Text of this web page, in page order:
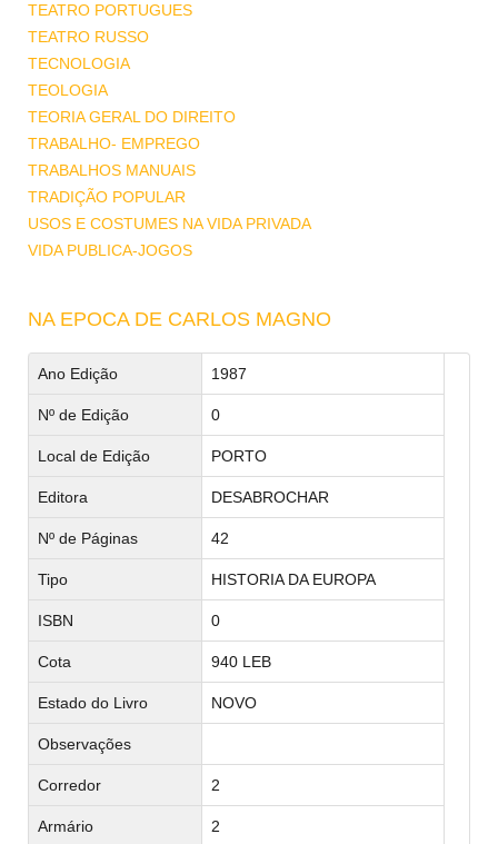
TEATRO PORTUGUES
TEATRO RUSSO
TECNOLOGIA
TEOLOGIA
TEORIA GERAL DO DIREITO
TRABALHO- EMPREGO
TRABALHOS MANUAIS
TRADIÇÃO POPULAR
USOS E COSTUMES NA VIDA PRIVADA
VIDA PUBLICA-JOGOS
NA EPOCA DE CARLOS MAGNO
Ano Edição 1987
Nº de Edição 0
Local de Edição PORTO
Editora DESABROCHAR
Nº de Páginas 42
Tipo HISTORIA DA EUROPA
ISBN 0
Cota 940 LEB
Estado do Livro NOVO
Observações
Corredor 2
Armário 2